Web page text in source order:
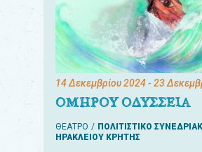
14 Δεκεμβρίου 2024- 23
ΟΜΗΡΟΥ ΟΔΥΣΣΕΙΑ
ΘΕΑΤΡΟ
ΠΟΛΙΤΙΣΤΙΚΟ
ΗΡΑΚΛΕΙΟΥ ΚΡΗΤΗΣ